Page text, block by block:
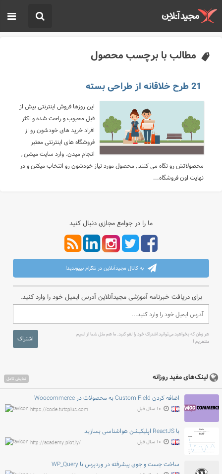
مطالب با برچسب محصول
21 طرح خلاقانه از طراحی بسته
این روزها فروش اینترنتی بیش از
قبل محبوب و راحت شده و اکثر
افراد خرید های خودشون رو از
فروشگاه های اینترنتی معتبر
انجام میدن. وارد سایت میشن ,
محصولاتش رو نگاه می کنند , محصول مورد نیاز خودشون رو انتخاب میکنن و در
نهایت اون فروشگاه...
ما را در جوامع مجازی دنبال کنید
به کانال مجیدآنلاین در تلگرام بپیوندید!
برای دریافت خبرنامه آموزشی مجیدآنلاین آدرس ایمیل خود را وارد کنید.
هر زمان که بخواهید می‌توانید اشتراک خود را لغو کنید. ما هم مثل شما از اسپم
متنفریم !
اشتراک
لینک‌های مفید روزانه نمایش کامل
اضافه کردن Custom Field به محصولات در Woocommerce
https://code.tutsplus.com ۱۰ سال قبل
با ReactJS اپلیکیشن هواشناسی بسازید
http://academy.plot.ly/ ۱۰ سال قبل
ساخت جست و جوی پیشرفته در وردپرس با WP_Query